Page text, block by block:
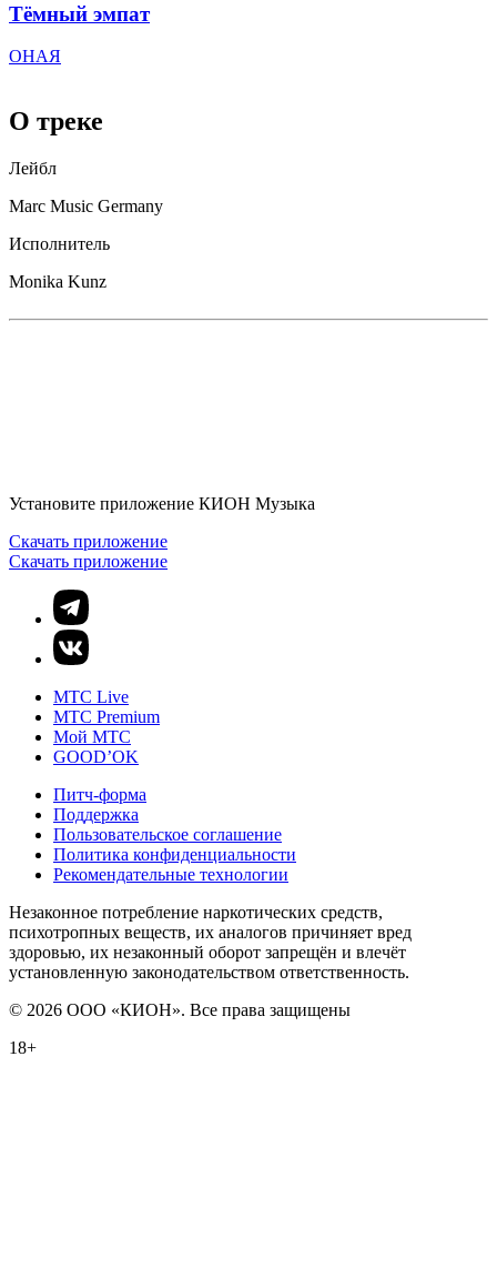
Тёмный эмпат
ОНАЯ
О треке
Лейбл
Marc Music Germany
Исполнитель
Monika Kunz
Установите приложение КИОН Музыка
Скачать приложение
Скачать приложение
MTС Live
MTС Premium
Мой МТС
GOOD’OK
Питч-форма
Поддержка
Пользовательское соглашение
Политика конфиденциальности
Рекомендательные технологии
Незаконное потребление наркотических средств,
психотропных веществ, их аналогов причиняет вред
здоровью, их незаконный оборот запрещён и влечёт
установленную законодательством ответственность.
© 2026 ООО «КИОН». Все права защищены
18+